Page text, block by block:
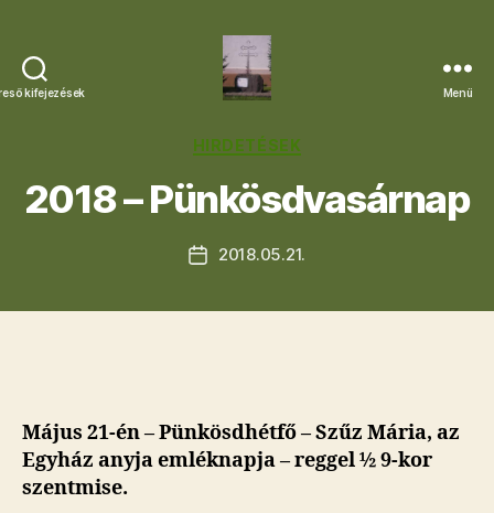
kifejezések
Egyházközség
Menü
Kategóriák
HIRDETÉSEK
2018 – Pünkösdvasárnap
Bejegyzés
2018.05.21.
Május 21-én – Pünkösdhétfő – Szűz Mária, az
Egyház anyja emléknapja – reggel ½ 9-kor
szentmise.